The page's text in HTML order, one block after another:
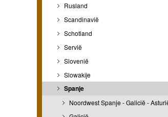
Rusland
Scandinavië
Schotland
Servië
Slovenië
Slowakije
Spanje
Noordwest Spanje - Galicië -